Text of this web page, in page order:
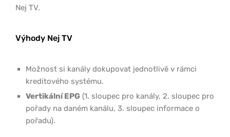
Nej TV.
Výhody Nej TV
Možnost si kanály dokupovat jednotlivě v rámci
kreditového systému.
Vertikální EPG (1. sloupec pro kanály, 2. sloupec pro
pořady na daném kanálu, 3. sloupec informace o
pořadu).